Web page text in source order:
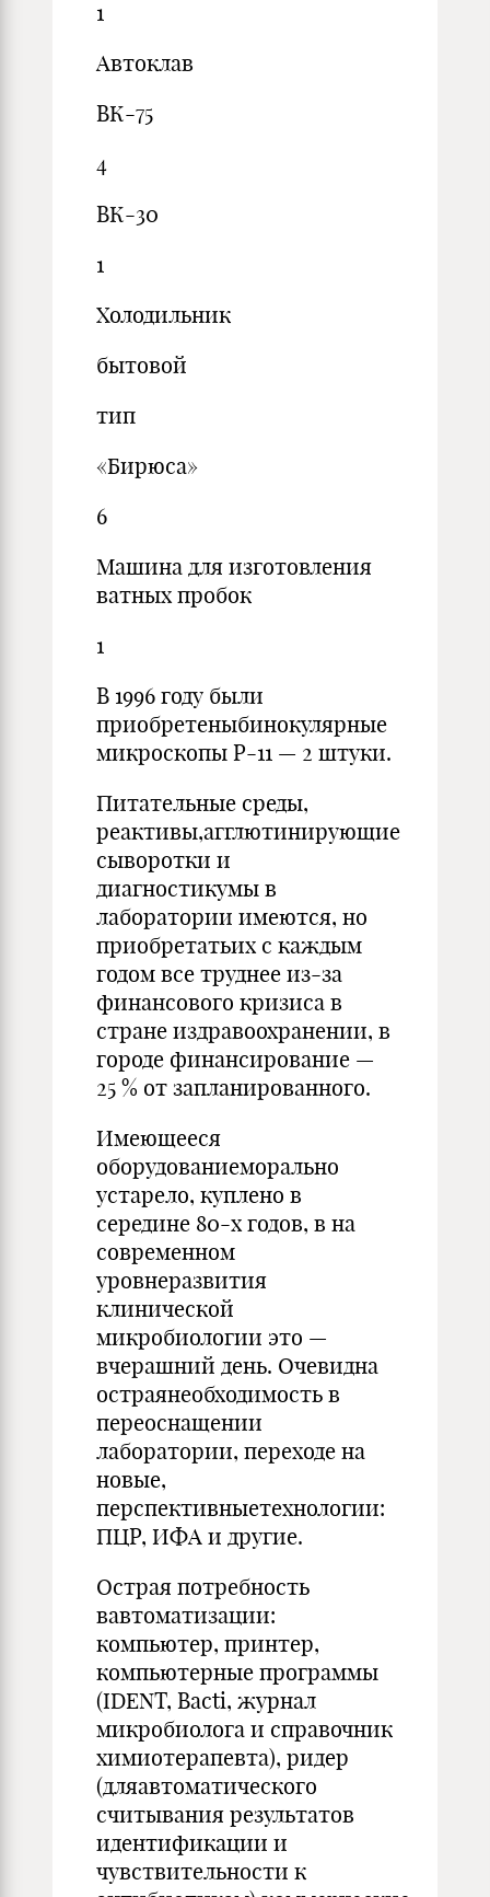
1
Автоклав
ВК-75
4
ВК-30
1
Холодильник
бытовой
тип
«Бирюса»
6
Машина для изготовления
ватных пробок
1
В 1996 году были
приобретеныбинокулярные
микроскопы Р-11 — 2 штуки.
Питательные среды,
реактивы,агглютинирующие
сыворотки и
диагностикумы в
лаборатории имеются, но
приобретатьих с каждым
годом все труднее из-за
финансового кризиса в
стране издравоохранении, в
городе финансирование —
25 % от запланированного.
Имеющееся
оборудованиеморально
устарело, куплено в
середине 80-х годов, в на
современном
уровнеразвития
клинической
микробиологии это —
вчерашний день. Очевидна
остраянеобходимость в
переоснащении
лаборатории, переходе на
новые,
перспективныетехнологии:
ПЦР, ИФА и другие.
Острая потребность
вавтоматизации:
компьютер, принтер,
компьютерные программы
(IDENT, Bacti, журнал
микробиолога и справочник
химиотерапевта), ридер
(дляавтоматического
считывания результатов
идентификации и
чувствительности к